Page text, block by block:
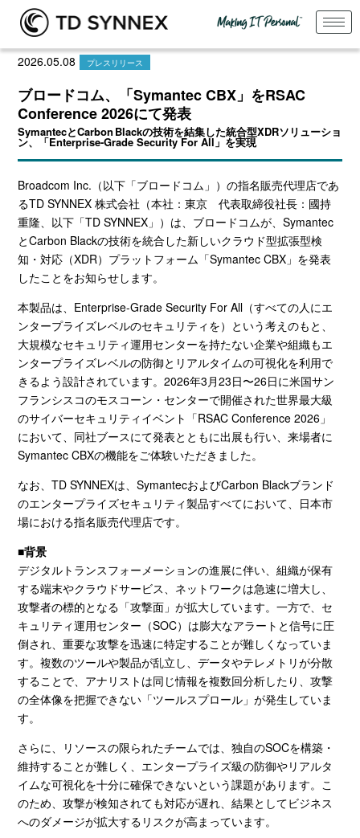
2026.05.08 プレスリリース
ブロードコム、「Symantec CBX」をRSAC
Conference 2026にて発表
SymantecとCarbon Blackの技術を結集した統合型XDRソリューショ
ン、「Enterprise-Grade Security For All」を実現
Broadcom Inc.（以下「ブロードコム」）の指名販売代理店であ
るTD SYNNEX株式会社（本社：東京 代表取締役社長：國持
重隆、以下「TD SYNNEX 」）は、ブロードコムが、Symantec
とCarbon Blackの技術を統合した新しいクラウド型拡張型検
知・対応（XDR）プラットフォーム「Symantec CBX 」を発表
したことをお知らせします。
本製品は、 Enterprise-Grade Security For All （すべての人にエ
ンタープライズレベルのセキュリティを）という考えのもと、
大規模なセキュリティ運用センターを持たない企業や組織もエ
ンタープライズレベルの防御とリアルタイムの可視化を利用で
きるよう設計されています。2026年3月23日〜26日に米国サン
フランシスコのモスコーン・センターで開催された世界最大級
のサイバーセキュリティイベント「RSAC Conference 2026 」
において、同社ブースにて発表とともに出展も行い、来場者に
Symantec CBXの機能をご体験いただきました。
なお、TD SYNNEXは、SymantecおよびCarbon Blackブランド
のエンタープライズセキュリティ製品すべてにおいて、日本市
場における指名販売代理店です。
■背景
デジタルトランスフォーメーションの進展に伴い、組織が保有
する端末やクラウドサービス、ネットワークは急速に増大し、
攻撃者の標的となる「攻撃面」が拡大しています。一方で、セ
キュリティ運用センター（SOC）は膨大なアラートと信号に圧
倒され、重要な攻撃を迅速に特定することが難しくなっていま
す。複数のツールや製品が乱立し、データやテレメトリが分散
することで、アナリストは同じ情報を複数回分析したり、攻撃
の全体像を把握できない「ツールスプロール」が発生していま
す。
さらに、リソースの限られたチームでは、独自のSOCを構築・
維持することが難しく、エンタープライズ級の防御やリアルタ
イムな可視化を十分に確保できないという課題があります。こ
のため、攻撃が検知されても対応が遅れ、結果としてビジネス
へのダメージが拡大するリスクが高まっています。